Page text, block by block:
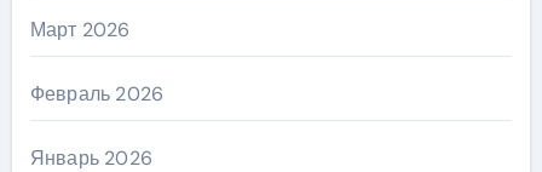
Март 2026
Февраль 2026
Январь 2026